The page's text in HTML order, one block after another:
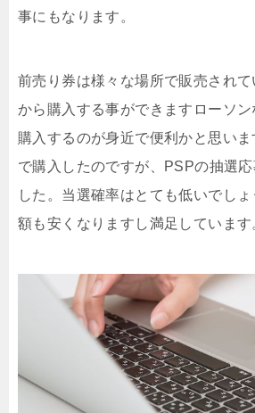
事にもなります。
前売り券は様々な場所で販売されて
から購入する事ができますローソ
購入するのが身近で便利かと思い
で購入したのですが、PSPの抽選
した。当選確率はとても低いでし
額も安くなりますし満足しています